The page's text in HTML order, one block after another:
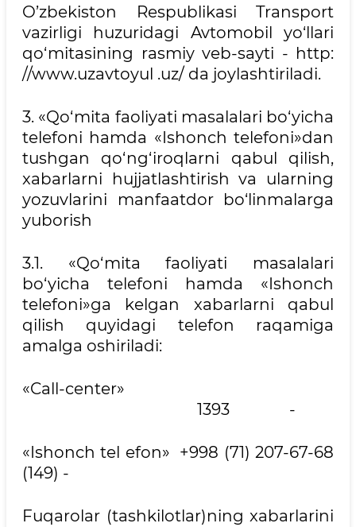
O’zbekiston Respublikasi Transport
vazirligi huzuridagi Avtomobil yo‘llari
qo‘mitasining rasmiy veb-sayti - http:
//www.uzavtoyul .uz/ da joylashtiriladi.
3. «Qo‘mita faoliyati masalalari bo‘yicha
telefoni hamda «Ishonch telefoni»dan
tushgan qo‘ng‘iroqlarni qabul qilish,
xabarlarni hujjatlashtirish va ularning
yozuvlarini manfaatdor bo‘linmalarga
yuborish
3.1. «Qo‘mita faoliyati masalalari
bo‘yicha telefoni hamda «Ishonch
telefoni»ga kelgan xabarlarni qabul
qilish quyidagi telefon raqamiga
amalga oshiriladi:
«Call-center»
1393 -
«Ishonch tel efon» +998 (71) 207-67-68
(149) -
Fuqarolar (tashkilotlar)ning xabarlarini